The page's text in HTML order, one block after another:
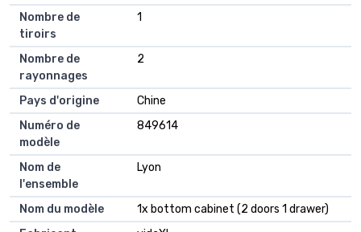
Nombre de
tiroirs
1
Nombre de
rayonnages
2
Pays d'origine
Chine
Numéro de
modèle
849614
Nom de
l'ensemble
Lyon
Nom du modèle
1x bottom cabinet (2 doors 1 drawer)